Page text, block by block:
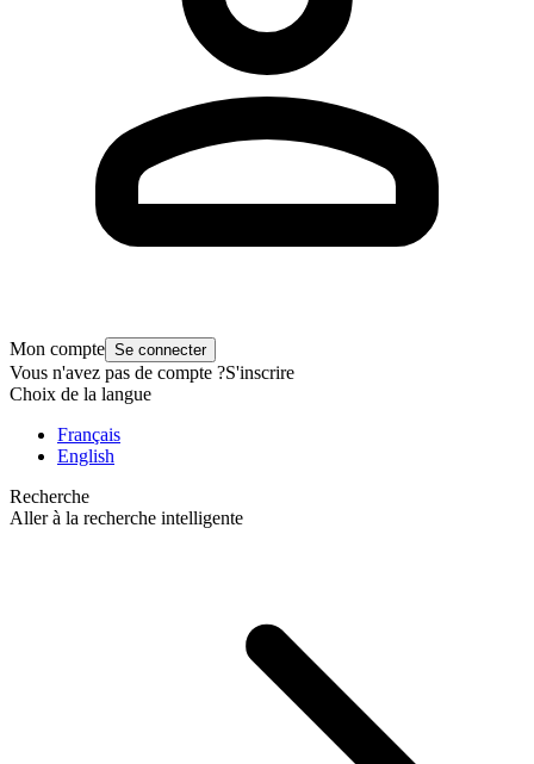
Mon compte Se connecter
Vous n'avez pas de compte ?S'inscrire
Choix de la langue
Français
English
Recherche
Aller à la recherche intelligente